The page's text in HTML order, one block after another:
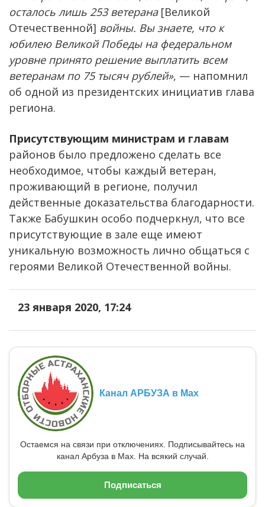
осталось лишь 253 ветерана [Великой
Отечественной] войны. Вы знаете, что к
юбилею Великой Победы на федеральном
уровне принято решение выплатить всем
ветеранам по 75 тысяч рублей», — напомнил
об одной из президентских инициатив глава
региона.
Присутствующим министрам и главам
районов было предложено сделать все
необходимое, чтобы каждый ветеран,
проживающий в регионе, получил
действенные доказательства благодарности.
Также Бабушкин особо подчеркнул, что все
присутствующие в зале еще имеют
уникальную возможность лично общаться с
героями Великой Отечественной войны.
23 января 2020, 17:24
Канал АРБУЗА в Max
Остаемся на связи при отключениях. Подписывайтесь на
канал Арбуза в Max. На всякий случай.
Подписаться